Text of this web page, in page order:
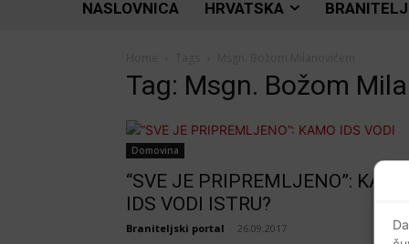
NASLOVNICA HRVATSKA
Tag: Msgn. Božom
Domovina
“SVE JE PRIPREMLJENO”: KAMO
IDS VODI ISTRU?
Braniteljski portal 26.09.2017